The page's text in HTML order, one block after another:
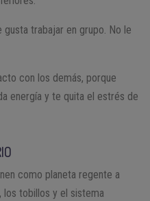
trabajar en grupo. No le
con los demás, porque
energía y te quita el estrés de
como planeta regente a
los tobillos y el sistema